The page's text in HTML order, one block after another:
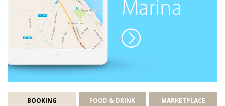
BOOKING FOOD & DRINK MARKETPLACE